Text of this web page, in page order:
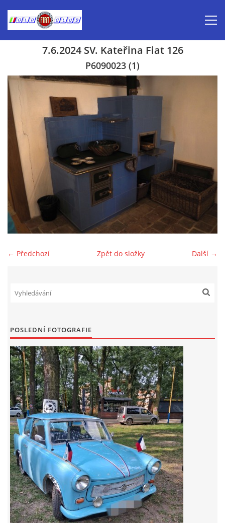
Inzerce prodej
Aktuálně-pozvánky
Kalendář veteránských akcí 2026
Prvomájová jízda 2026
Old Fiat Club historie
Vývozy a osvědčení
Benzín - Čas bioblaženosti přichází
Moderní nafta
Stanovy Old Fiat Clubu, z. s.
GDPR
oldfiatclub@seznam.cz |RSS
7.6.2024 SV. Kateřina Fiat 126
P6090023 (1)
← Předchozí Další →
Zpět do složky
POSLEDNÍ FOTOGRAFIE